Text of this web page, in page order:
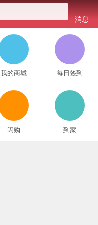
消息
我的商城 每日签到
闪购 到家